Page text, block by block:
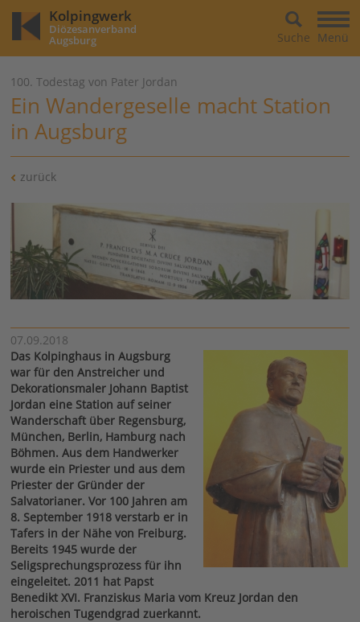
Kolpingwerk
Diözesanverband
Augsburg Menü
Suche
100. Todestag von Pater Jordan
Ein Wandergeselle macht Station
in Augsburg
zurück
07.09.2018
Das Kolpinghaus in Augsburg
war für den Anstreicher und
Dekorationsmaler Johann Baptist
Jordan eine Station auf seiner
Wanderschaft über Regensburg,
München, Berlin, Hamburg nach
Böhmen. Aus dem Handwerker
wurde ein Priester und aus dem
Priester der Gründer der
Salvatorianer. Vor 100 Jahren am
8. September 1918 verstarb er in
Tafers in der Nähe von Freiburg.
Bereits 1945 wurde der
Seligsprechungsprozess für ihn
eingeleitet. 2011 hat Papst
Benedikt XVI. Franziskus Maria vom Kreuz Jordan den
heroischen Tugendgrad zuerkannt.